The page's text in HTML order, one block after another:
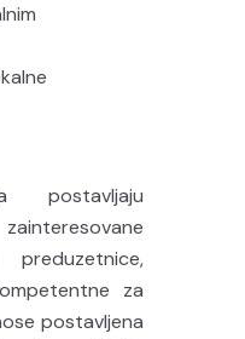
za
postavljena